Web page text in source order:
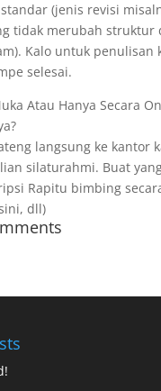
(jenis revisi
tidak merubah struktur
Kalo untuk penulisan
selesai.
Atau Hanya Secara
langsung ke kantor
silaturahmi. Buat
Rapitu bimbing
dll)